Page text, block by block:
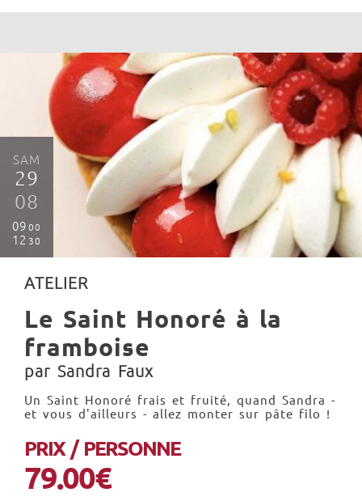
SAM
29
08
09 00
12 30
ATELIER
Le Saint Honoré à la
framboise
par Sandra Faux
Un Saint Honoré frais et fruité, quand Sandra -
et vous d'ailleurs - allez monter sur pâte filo !
PRIX / PERSONNE
79.00€